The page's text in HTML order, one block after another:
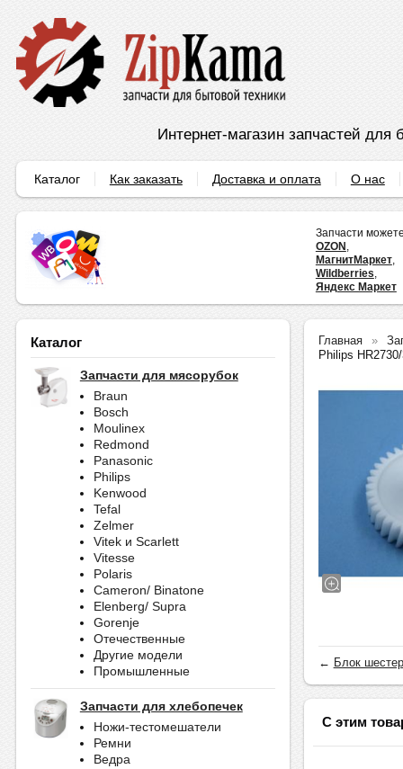
Интернет-магазин запчастей для
Каталог Как заказать Доставка и оплата О нас
Запчасти
OZON ,
МагнитМаркет,
Wildberries,
Яндекс Маркет
Каталог
Запчасти для мясорубок
Braun
Bosch
Moulinex
Redmond
Panasonic
Philips
Kenwood
Tefal
Zelmer
Vitek и Scarlett
Vitesse
Polaris
Cameron/ Binatone
Elenberg/ Supra
Gorenje
Отечественные
Другие модели
Промышленные
Запчасти для хлебопечек
Ножи-тестомешатели
Ремни
Ведра
Главная
Philips
← Блок
С этим